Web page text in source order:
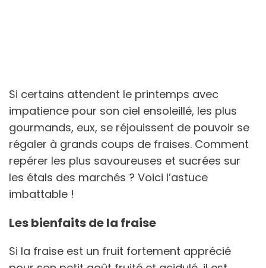
Si certains attendent le printemps avec
impatience pour son ciel ensoleillé, les plus
gourmands, eux, se réjouissent de pouvoir se
régaler à grands coups de fraises. Comment
repérer les plus savoureuses et sucrées sur
les étals des marchés ? Voici l’astuce
imbattable !
Les bienfaits de la fraise
Si la fraise est un fruit fortement apprécié